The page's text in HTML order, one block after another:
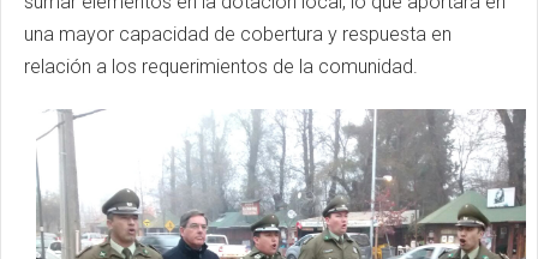
una mayor capacidad de cobertura y respuesta en
relación a los requerimientos de la comunidad.